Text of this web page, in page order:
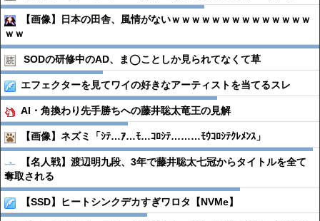
【画像】日本の田舎、風情がないｗｗｗｗｗｗｗｗｗｗｗｗｗｗ
ｗｗ
SODの研修中のAD、ま◯ことしか見られてなくて草
エフェクターを見てワイの好きなアーティストを当てるスレ
AI・角換わり先手勝ちへの藤井聡太竜王の見解
【画像】ネズミ「ｼﾃ…ｱ…ﾓ…ｺﾛｼﾃ………ﾓｳｺﾛｼﾃｸﾚﾒﾝｽ」
【名人戦】渡辺明九段、3年で藤井聡太七冠からタイトルを全て
奪取される
【SSD】ヒートシンクデカすぎワロタ【NVMe】